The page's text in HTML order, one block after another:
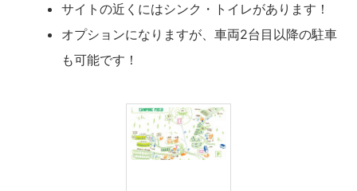
サイトの近くにはシンク・トイレがあります！
オプションになりますが、車両2台目以降の駐車
も可能です！